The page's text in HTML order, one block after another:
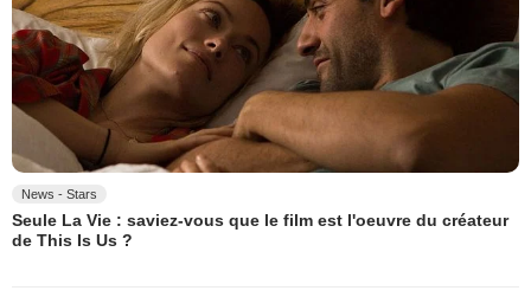
News - Stars
Seule La Vie : saviez-vous que le film est l'oeuvre du créateur
de This Is Us ?